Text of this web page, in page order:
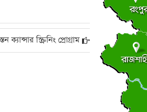
ক্যান্সার স্ক্রিনিং প্রোগ্রাম
শুক্রবার ● ৭ আগস্ট
চাটমোহরে
শুক্রবার ● ৭ আগস্ট
তিন বছরেও
জলবায়ু
শুক্রবার ● ৭